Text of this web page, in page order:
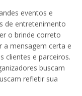
eventos e
de entretenimento
o brinde correto
a mensagem certa e
clientes e parceiros.
buscam
refletir sua